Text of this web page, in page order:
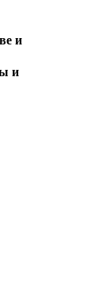
и
и